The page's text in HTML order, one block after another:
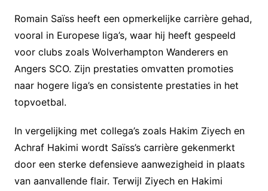
Romain Saïss heeft een opmerkelijke carrière gehad,
vooral in Europese liga’s, waar hij heeft gespeeld
voor clubs zoals Wolverhampton Wanderers en
Angers SCO. Zijn prestaties omvatten promoties
naar hogere liga’s en consistente prestaties in het
topvoetbal.
In vergelijking met collega’s zoals Hakim Ziyech en
Achraf Hakimi wordt Saïss’s carrière gekenmerkt
door een sterke defensieve aanwezigheid in plaats
van aanvallende flair. Terwijl Ziyech en Hakimi